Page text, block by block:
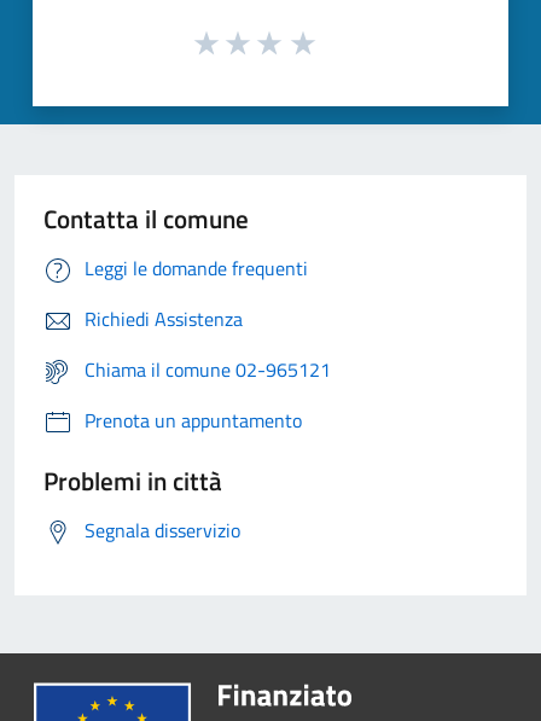
Contatta il comune
Leggi le domande frequenti
Richiedi Assistenza
Chiama il comune 02-965121
Prenota un appuntamento
Problemi in città
Segnala disservizio